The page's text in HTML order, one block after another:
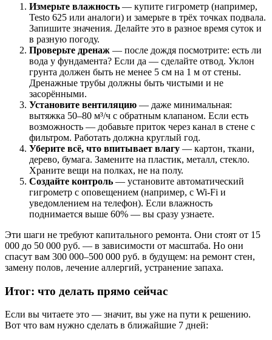
Измерьте влажность — купите гигрометр (например,
Testo 625 или аналоги) и замерьте в трёх точках подвала.
Запишите значения. Делайте это в разное время суток и
в разную погоду.
Проверьте дренаж — после дождя посмотрите: есть ли
вода у фундамента? Если да — сделайте отвод. Уклон
грунта должен быть не менее 5 см на 1 м от стены.
Дренажные трубы должны быть чистыми и не
засорёнными.
Установите вентиляцию — даже минимальная:
вытяжка 50–80 м³/ч с обратным клапаном. Если есть
возможность — добавьте приток через канал в стене с
фильтром. Работать должна круглый год.
Уберите всё, что впитывает влагу — картон, ткани,
дерево, бумага. Замените на пластик, металл, стекло.
Храните вещи на полках, не на полу.
Создайте контроль — установите автоматический
гигрометр с оповещением (например, с Wi-Fi и
уведомлением на телефон). Если влажность
поднимается выше 60% — вы сразу узнаете.
Эти шаги не требуют капитального ремонта. Они стоят от 15
000 до 50 000 руб. — в зависимости от масштаба. Но они
спасут вам 300 000–500 000 руб. в будущем: на ремонт стен,
замену полов, лечение аллергий, устранение запаха.
Итог: что делать прямо сейчас
Если вы читаете это — значит, вы уже на пути к решению.
Вот что вам нужно сделать в ближайшие 7 дней: